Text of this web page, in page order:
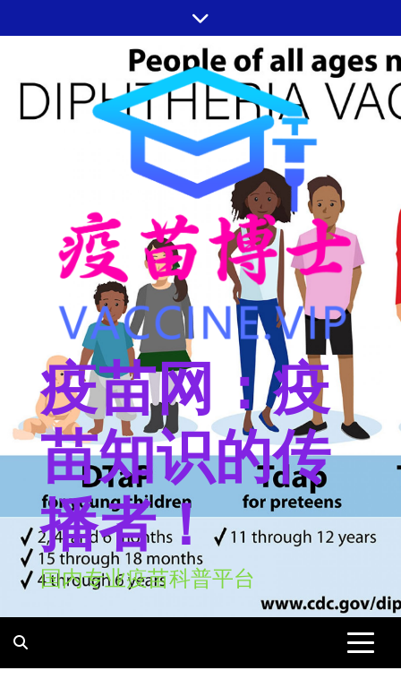
至
疫苗网：疫
苗知识的传
播者！
国内专业疫苗科普平台